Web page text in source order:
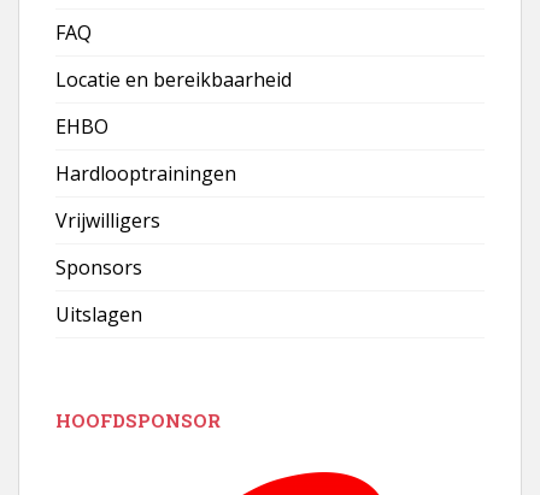
FAQ
Locatie en bereikbaarheid
EHBO
Hardlooptrainingen
Vrijwilligers
Sponsors
Uitslagen
HOOFDSPONSOR